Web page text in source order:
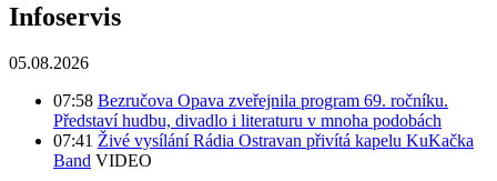
Infoservis
05.08.2026
07:58 Bezručova Opava zveřejnila program 69. ročníku.
Představí hudbu, divadlo i literaturu v mnoha podobách
07:41 Živé vysílání Rádia Ostravan přivítá kapelu KuKačka
Band VIDEO